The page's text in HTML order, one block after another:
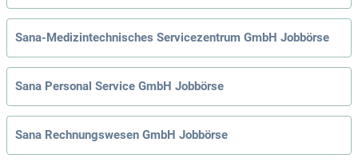
Sana-Medizintechnisches Servicezentrum GmbH Jobbörse
Sana Personal Service GmbH Jobbörse
Sana Rechnungswesen GmbH Jobbörse